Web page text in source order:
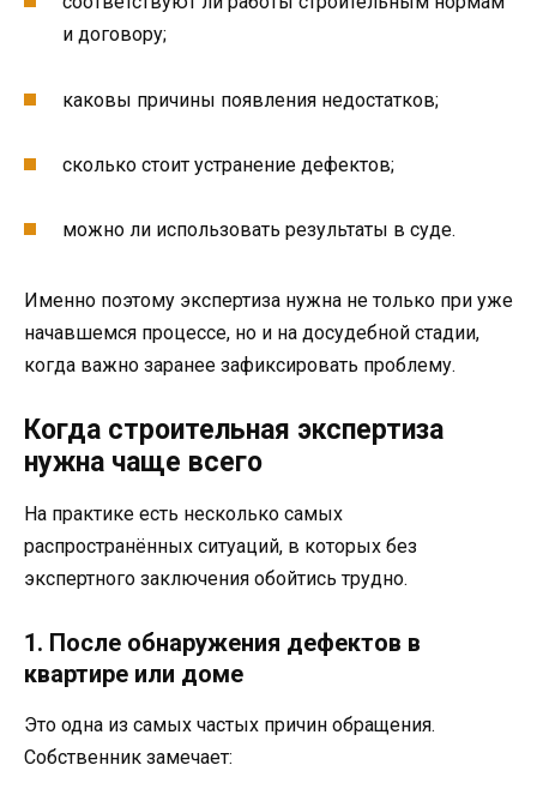
и договору;
каковы причины появления недостатков;
сколько стоит устранение дефектов;
можно ли использовать результаты в суде.
Именно поэтому экспертиза нужна не только при уже
начавшемся процессе, но и на досудебной стадии,
когда важно заранее зафиксировать проблему.
Когда строительная экспертиза
нужна чаще всего
На практике есть несколько самых
распространённых ситуаций, в которых без
экспертного заключения обойтись трудно.
1. После обнаружения дефектов в
квартире или доме
Это одна из самых частых причин обращения.
Собственник замечает: